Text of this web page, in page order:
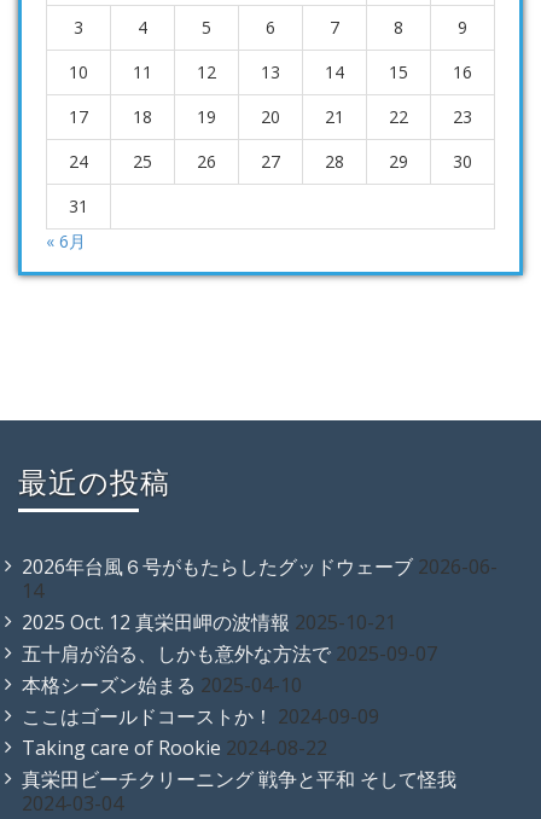
3
4 5 6 7 8
9
10
11 12 13 14 15
16
17
18 19 20 21 22
23
24
25 26 27 28 29
30
31
« 6月
最近の投稿
2026年台風６号がもたらしたグッドウェーブ 2026-06-
14
2025 Oct. 12 真栄田岬の波情報 2025-10-21
五十肩が治る、しかも意外な方法で 2025-09-07
本格シーズン始まる 2025-04-10
ここはゴールドコーストか！ 2024-09-09
Taking care of Rookie 2024-08-22
真栄田ビーチクリーニング 戦争と平和 そして怪我
2024-03-04